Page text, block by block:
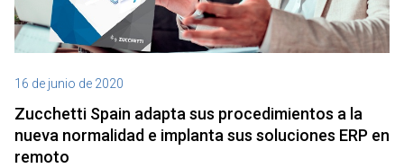
16 de junio de 2020
Zucchetti Spain adapta sus procedimientos a la
nueva normalidad e implanta sus soluciones ERP en
remoto